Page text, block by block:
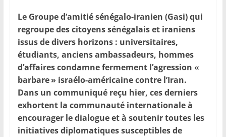
Le Groupe d’amitié sénégalo-iranien (Gasi) qui
regroupe des citoyens sénégalais et iraniens
issus de divers horizons : universitaires,
étudiants, anciens ambassadeurs, hommes
d’affaires condamne fermement l’agression «
barbare » israélo-américaine contre l’Iran.
Dans un communiqué reçu hier, ces derniers
exhortent la communauté internationale à
encourager le dialogue et à soutenir toutes les
initiatives diplomatiques susceptibles de